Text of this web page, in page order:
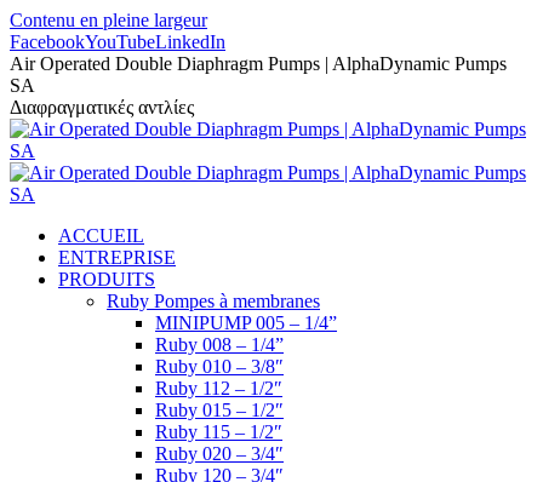
Contenu en pleine largeur
FacebookYouTubeLinkedIn
Air Operated Double Diaphragm Pumps | AlphaDynamic Pumps
SA
Διαφραγματικές αντλίες
ACCUEIL
ENTREPRISE
PRODUITS
Ruby Pompes à membranes
MINIPUMP 005 – 1/4”
Ruby 008 – 1/4”
Ruby 010 – 3/8″
Ruby 112 – 1/2″
Ruby 015 – 1/2″
Ruby 115 – 1/2″
Ruby 020 – 3/4″
Ruby 120 – 3/4″